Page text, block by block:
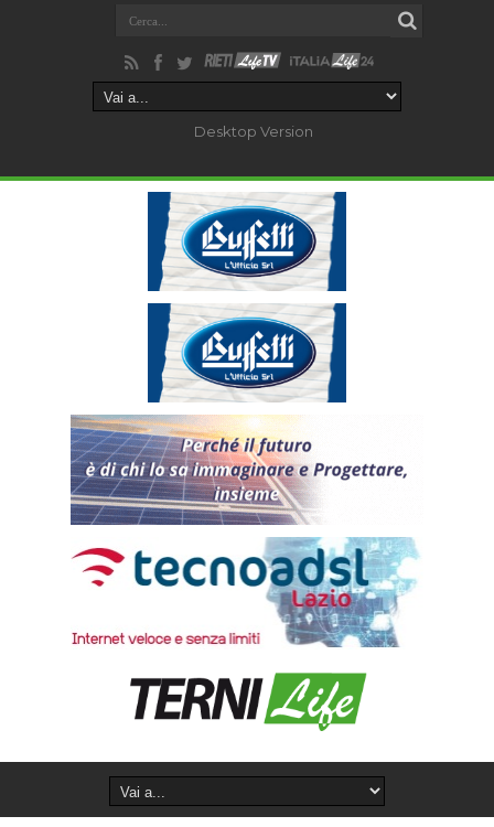
Desktop Version